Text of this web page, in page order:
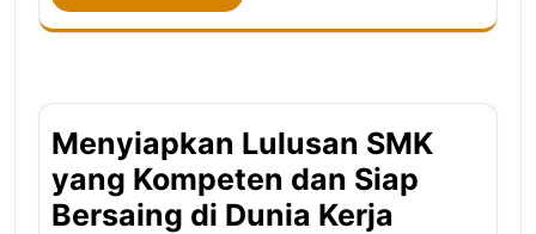
Menyiapkan Lulusan SMK
yang Kompeten dan Siap
Bersaing di Dunia Kerja